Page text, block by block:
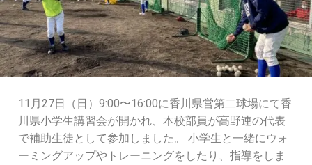
11月27日（日）9:00〜16:00に香川県営第二球場にて香
川県小学生講習会が開かれ、本校部員が高野連の代表
で補助生徒として参加しました。 小学生と一緒にウォ
ーミングアップやトレーニングをしたり、指導をしま